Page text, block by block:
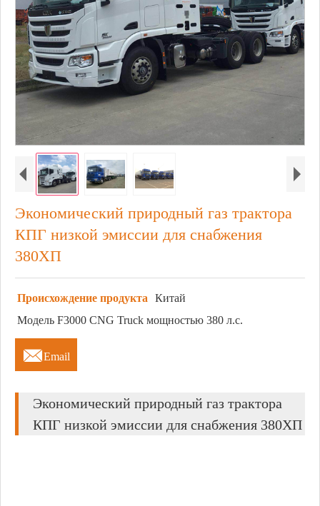
Экономический природный газ трактора
КПГ низкой эмиссии для снабжения
380ХП
Происхождение продукта
Китай
Модель F3000 CNG Truck мощностью 380 л.с.
Email
Экономический природный газ трактора
КПГ низкой эмиссии для снабжения 380ХП